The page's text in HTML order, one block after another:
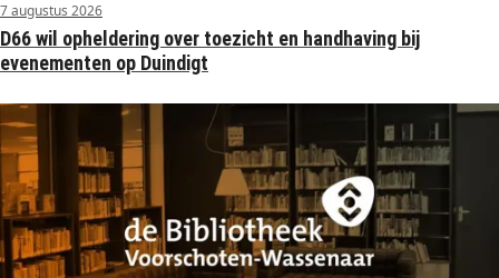
7 augustus 2026
D66 wil opheldering over toezicht en handhaving bij
evenementen op Duindigt